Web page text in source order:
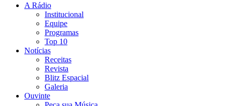
A Rádio
Institucional
Equipe
Programas
Top 10
Notícias
Receitas
Revista
Blitz Espacial
Galeria
Ouvinte